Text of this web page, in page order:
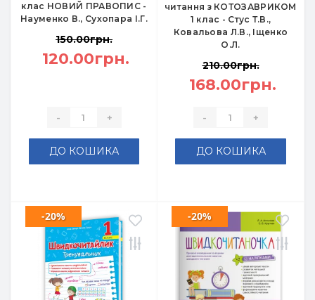
клас НОВИЙ ПРАВОПИС -
Науменко В., Сухопара І.Г.
150.00грн.
120.00грн.
- +
ДО КОШИКА
читання з КОТОЗАВРИКОМ
1 клас - Стус Т.В.,
Ковальова Л.В., Іщенко
О.Л.
210.00грн.
168.00грн.
- +
ДО КОШИКА
-20% -20%